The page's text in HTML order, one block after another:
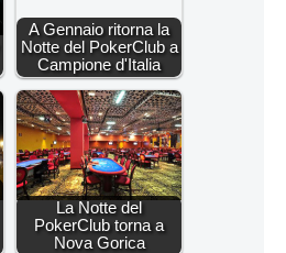
A Gennaio ritorna la
Notte del PokerClub a
Campione d'Italia
La Notte del
PokerClub torna a
Nova Gorica